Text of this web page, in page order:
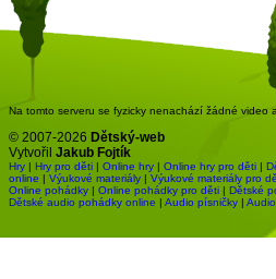
Na tomto serveru se fyzicky nenachází žádné video
© 2007-2026 Dětský-web
Vytvořil Jakub Fojtík
Hry | Hry pro děti | Online hry | Online hry pro děti |
online | Výukové materiály | Výukové materiály pro
Online pohádky | Online pohádky pro děti | Dětské
Dětské audio pohádky online | Audio písničky |